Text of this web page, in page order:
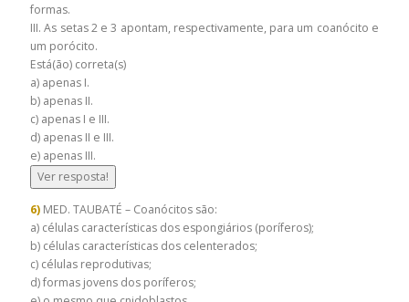
formas.
III. As setas 2 e 3 apontam, respectivamente, para um coanócito e
um porócito.
Está(ão) correta(s)
a) apenas I.
b) apenas II.
c) apenas I e III.
d) apenas II e III.
e) apenas III.
Ver resposta!
6) MED. TAUBATÉ – Coanócitos são:
a) células características dos espongiários (poríferos);
b) células características dos celenterados;
c) células reprodutivas;
d) formas jovens dos poríferos;